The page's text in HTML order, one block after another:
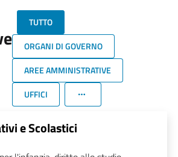
TUTTO
ORGANI DI GOVERNO
AREE AMMINISTRATIVE
UFFICI
e Scolastici